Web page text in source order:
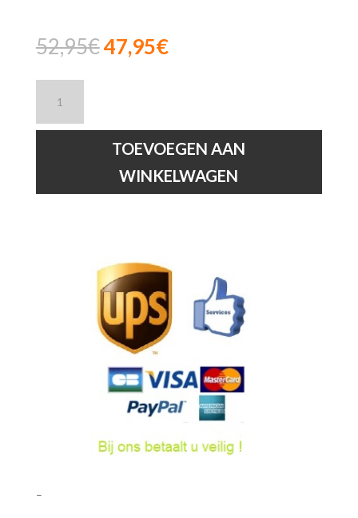
52,95€Oorspronkelijke
prijs
47,95€Huidige
EXTRAVAGANZA
CHIMP
TOEVOEGEN AAN
WINKELWAGEN
–